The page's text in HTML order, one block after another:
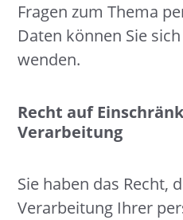
Fragen zum Thema
Daten können Sie
wenden.
Recht auf
Verarbeitung
Sie haben das Recht,
Verarbeitung Ihrer